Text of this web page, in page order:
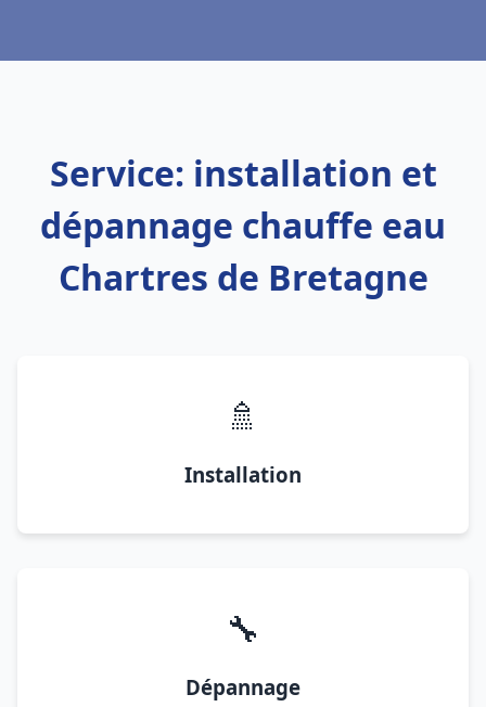
Service: installation et
dépannage chauffe eau
Chartres de Bretagne
🚿
Installation
🔧
Dépannage